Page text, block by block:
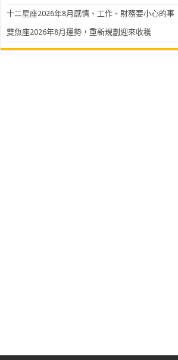
十二星座2026年8月感情、工作、財務要小心的事
雙魚座2026年8月運勢，重新規劃迎來收穫